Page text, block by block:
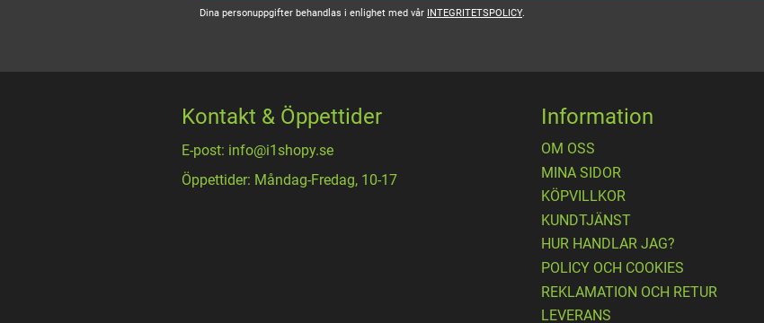
Dina personuppgifter behandlas i enlighet med vår INTEGRITETSPOLICY.
Kontakt & Öppettider
E-post: info@i1shopy.se
Öppettider: Måndag-Fredag, 10-17
Information
OM OSS
MINA SIDOR
KÖPVILLKOR
KUNDTJÄNST
HUR HANDLAR JAG?
POLICY OCH COOKIES
REKLAMATION OCH RETUR
LEVERANS